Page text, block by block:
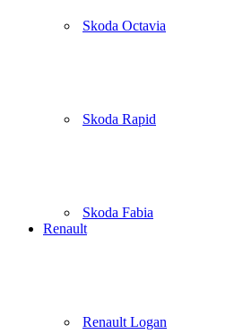
Skoda Octavia
Skoda Rapid
Skoda Fabia
Renault
Renault Logan